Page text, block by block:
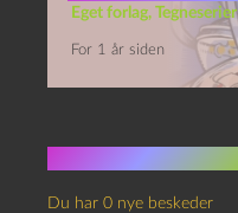
Eget forlag, Tegneserier
For 1 år siden
Du har 0 nye beskeder